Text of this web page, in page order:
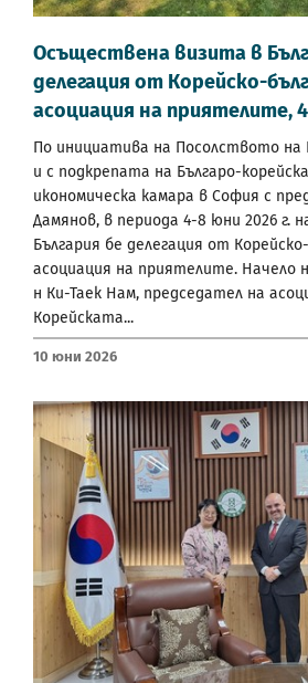
Осъществена визита в
делегация от Корейско-
асоциация на приятелите,
По инициатива на Посолството на
и с подкрепата на Българо-
икономическа камара в София с
Дамянов, в периода 4-8 юни 2026 г.
България бе делегация от
асоциация на приятелите. Начело
н Ки-Таек Нам, председател на
Корейската...
10 Юни 2026